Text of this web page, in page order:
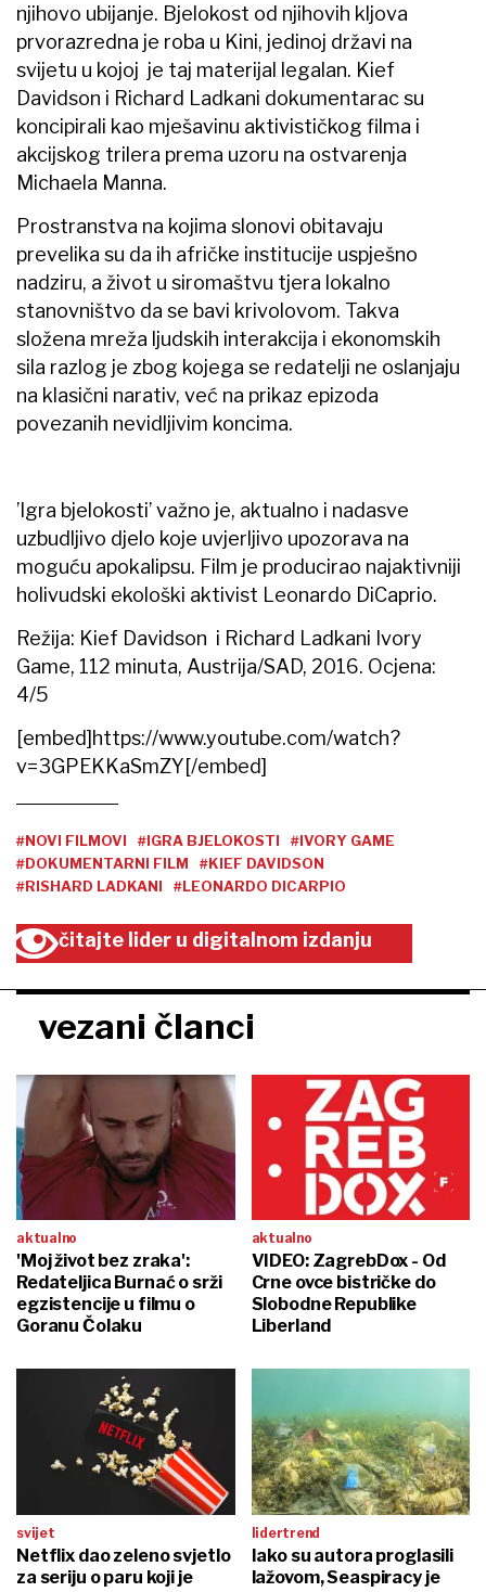
njihovo ubijanje. Bjelokost od njihovih kljova
prvorazredna je roba u Kini, jedinoj državi na
svijetu u kojoj je taj materijal legalan. Kief
Davidson i Richard Ladkani dokumentarac su
koncipirali kao mješavinu aktivističkog filma i
akcijskog trilera prema uzoru na ostvarenja
Michaela Manna.
Prostranstva na kojima slonovi obitavaju
prevelika su da ih afričke institucije uspješno
nadziru, a život u siromaštvu tjera lokalno
stanovništvo da se bavi krivolovom. Takva
složena mreža ljudskih interakcija i ekonomskih
sila razlog je zbog kojega se redatelji ne oslanjaju
na klasični narativ, već na prikaz epizoda
povezanih nevidljivim koncima.
’Igra bjelokosti’ važno je, aktualno i nadasve
uzbudljivo djelo koje uvjerljivo upozorava na
moguću apokalipsu. Film je producirao najaktivniji
holivudski ekološki aktivist Leonardo DiCaprio.
Režija: Kief Davidson i Richard Ladkani Ivory
Game, 112 minuta, Austrija/SAD, 2016. Ocjena:
4/5
[embed]https://www.youtube.com/watch?
v=3GPEKKaSmZY[/embed]
#NOVI FILMOVI #IGRA BJELOKOSTI
#IVORY GAME
#DOKUMENTARNI FILM
#KIEF DAVIDSON
#RISHARD LADKANI
#LEONARDO DICARPIO
čitajte lider u digitalnom izdanju
vezani članci
aktualno
'Moj život bez zraka':
Redateljica Burnać o srži
egzistencije u filmu o
Goranu Čolaku
aktualno
VIDEO: ZagrebDox - Od
Crne ovce bistričke do
Slobodne Republike
Liberland
svijet
Netflix dao zeleno svjetlo
za seriju o paru koji je
lidertrend
Iako su autora proglasili
lažovom, Seaspiracy je